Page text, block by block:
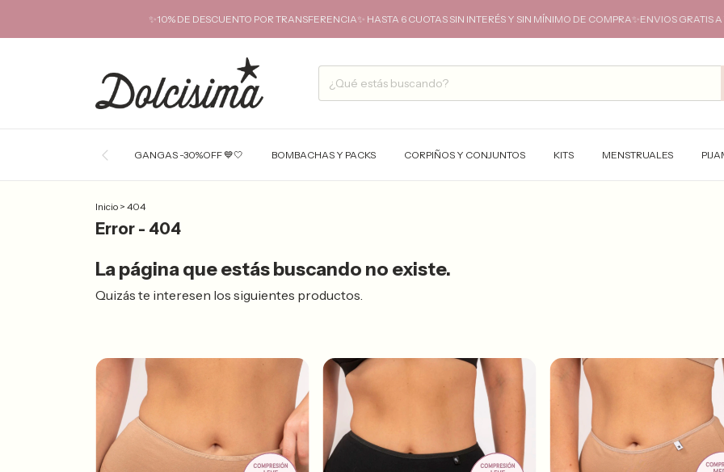
✨10% DE DESCUENTO POR TRANSFERENCIA✨ HASTA 6 CUOTAS SIN INTERÉS Y SIN MÍNIMO DE COMPRA✨ENVIOS GRATIS A
GANGAS -30%OFF 💙🤍 BOMBACHAS Y PACKS CORPIÑOS Y CONJUNTOS KITS MENSTRUALES
Inicio > 404
Error - 404
La página que estás buscando no existe.
Quizás te interesen los siguientes productos.